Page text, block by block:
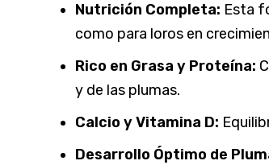
Nutrición Completa: Esta
como para loros en
Rico en Grasa y Proteína:
y de las plumas.
Calcio y Vitamina D:
Desarrollo Óptimo de